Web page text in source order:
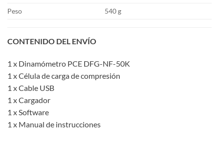
Peso
540 g
CONTENIDO DEL ENVÍO
1 x Dinamómetro PCE DFG-NF-50K
1 x Célula de carga de compresión
1 x Cable USB
1 x Cargador
1 x Software
1 x Manual de instrucciones